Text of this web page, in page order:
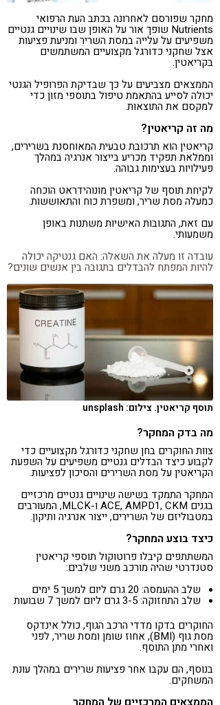
מחקר שפורסם לאחרונה בכתב העת הרפואי
Nutrients שופך אור על האופן שבו שינויים גנטיים
משפיעים על עלייה במסת השריר ומניעת פציעות
אצל שחקני כדורגל מקצועיים המשתמשים
בקריאטין.
הממצאים מצביעים על כך שבדיקת הפרופיל הגנטי
יכולה לסייע בהתאמת טיפול בתוספי מזון כדי
למקסם את התוצאות.
מה זה קריאטין?
קריאטין הוא תרכובת טבעית המאוחסנת בשרירים,
וממלאת תפקיד מכריע בייצור אנרגיה במהלך
פעילויות בעצימות גבוהה.
לקיחת תוסף של קריאטין מונוהידראט הוכחה
כמעלה מסת שריר, ומשפרת כוח והתאוששות.
עם זאת, התגובות האישיות משתנות באופן
משמעותי.
עובדה זו מעלה את השאלה: האם גנטיקה יכולה
להיות המפתח להבדלים בתגובה בין אנשים שונים?
תוסף קריאטין. צילום: unsplash
מה בדק המחקר?
צוות החוקרים בחן שחקני כדורגל מקצועיים כדי
לקבוע כיצד הבדלים גנטיים משפיעים על השפעת
הקריאטין על מסת השרירים והסיכון לפציעות.
המחקר התמקד בשישה שינויים גנטיים מרכזיים
בגנים ACE, AMPD1, CKM ו-MLCK, המעורבים
במטבוליזם של השרירים, ייצור אנרגיה ותיקון.
כיצד בוצע המחקר?
המשתתפים קיבלו פרוטוקול תוספי קריאטין
סטנדרטי שהיה מורכב משני שלבים:
שלב ההעמסה: 20 גרם ליום למשך 5 ימים
שלב התחזוקה: 3-5 גרם ליום למשך 7 שבועות
החוקרים בדקו מדדי הרכב הגוף, כולל אינדקס
מסת גוף (BMI), אחוז שומן ומסת שריר, לפני
ואחרי מתן התוסף.
בנוסף, הם עקבו אחר פציעות שרירים במהלך עונת
המשחקים.